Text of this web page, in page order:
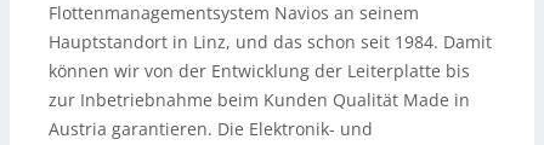
Flottenmanagementsystem Navios an seinem
Hauptstandort in Linz, und das schon seit 1984. Damit
können wir von der Entwicklung der Leiterplatte bis
zur Inbetriebnahme beim Kunden Qualität Made in
Austria garantieren. Die Elektronik- und